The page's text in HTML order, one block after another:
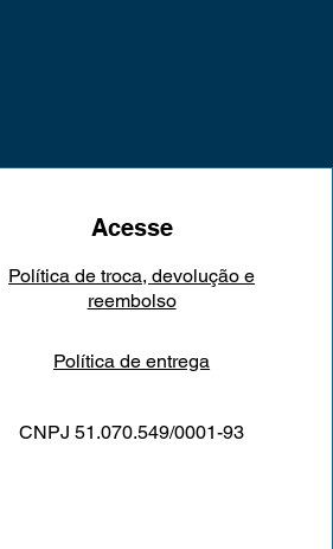
Acesse
Política de troca, devolução e
reembolso
Política de entrega
CNPJ 51.070.549/0001-93